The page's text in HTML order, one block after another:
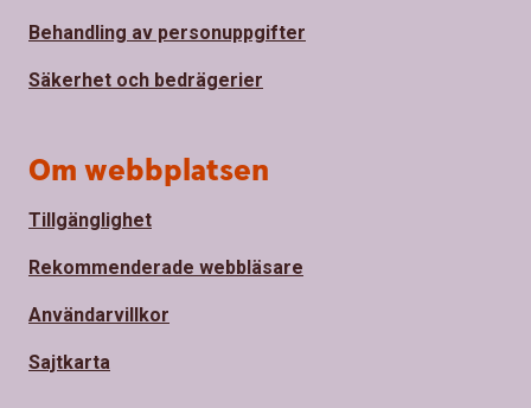
Behandling av personuppgifter
Säkerhet och bedrägerier
Om webbplatsen
Tillgänglighet
Rekommenderade webbläsare
Användarvillkor
Sajtkarta